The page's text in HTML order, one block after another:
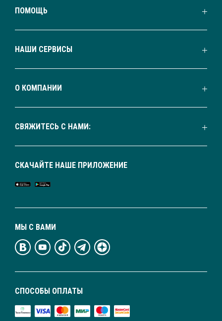
ПОМОЩЬ
НАШИ СЕРВИСЫ
О КОМПАНИИ
СВЯЖИТЕСЬ С НАМИ:
СПОСОБЫ ОПЛАТЫ
МЫ С ВАМИ
СКАЧАЙТЕ НАШЕ ПРИЛОЖЕНИЕ